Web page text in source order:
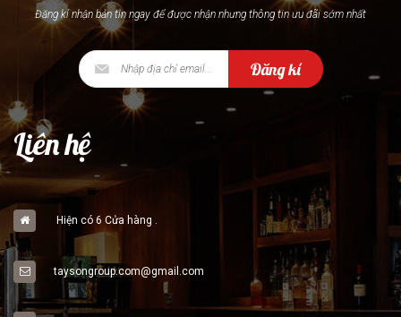
Đăng kí nhận bản tin ngay để được nhận nhưng thông tin ưu đãi sớm nhất
Đăng kí
Liên hệ
Hiện có 6 Cửa hàng .
taysongroup.com@gmail.com